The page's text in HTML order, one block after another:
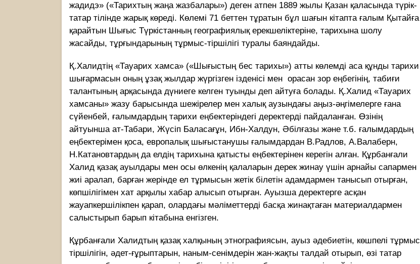
жадидэ» («Тарихтың жаңа жазбалары») деген атпен 1889 жылы Қазан қаласында түрiк-
татар тiлiнде жарық көреді. Көлемi 71 беттен тұратын бұл шағын кiтапта ғалым Қытайға
қарайтын Шығыс Түркiстанның географиялық ерекшеліктеріне, тарихына шолу
жасайды, тұрғындарының тұрмыс-тiршiлiгi туралы баяндайды.
Қ.Халидтің «Тауарих хамса» («Шығыстың бес тарихы») атты көлемді аса құнды тарихи
шығармасын оның ұзақ жылдар жүргізген ізденісі мен орасан зор еңбегінің, табиғи
талантының арқасында дүниеге келген туынды деп айтуға болады. Қ.Халид «Тауарих
хамсаны» жазу барысында шежірелер мен халық аузындағы аңыз-әңгімелерге ғана
сүйенбей, ғалымдардың тарихи еңбектерiндегі деректерді пайдаланған. Өзінің
айтуынша ат-Табари, Жүсiп Баласағұн, Ибн-Халдун, Әбiлғазы және т.б. ғалымдардың
еңбектерiмен қоса, европалық шығыстанушы ғалымдардан В.Радлов, А.Валаберн,
Н.Катановтардың да елдiң тарихына қатысты еңбектерiнен керегін алған. Құрбанғали
Халид қазақ ауылдары мен осы өлкенiң қалаларын дерек жинау үшiн арнайы сапармен
жиi аралап, барған жерiнде ел тұрмысын жетiк бiлетiн адамдармен танысып отырған,
көпшілігімен хат арқылы хабар алысып отырған. Ауызша деректерге асқан
жауапкершiлiкпен қарап, олардағы мәлiметтердi басқа жинақтаған материалдармен
салыстырып барып кітабына енгізген.
Құрбанғали Халидтың қазақ халқының этнографиясын, ауыз әдебиетін, көшпелі тұрмыс
тiршiлiгiн, әдет-ғұрыптарын, наным-сенімдерін жан-жақты талдай отырып, өзі татар